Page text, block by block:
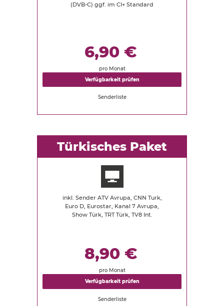
(DVB-C) ggf. im CI+ Standard
6,90 €
pro Monat
Verfügbarkeit prüfen
Senderliste
Türkisches Paket
inkl. Sender ATV Avrupa, CNN Turk,
Euro D, Eurostar, Kanal 7 Avrupa,
Show Türk, TRT Türk, TV8 Int.
8,90 €
pro Monat
Verfügbarkeit prüfen
Senderliste